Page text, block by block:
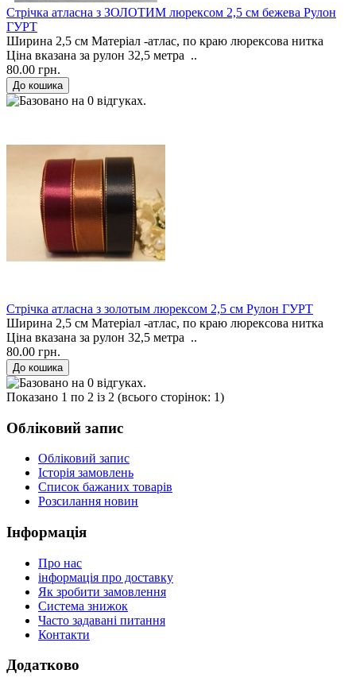
Стрічка атласна з ЗОЛОТИМ люрексом 2,5 см бежева Рулон
ГУРТ
Ширина 2,5 см Матеріал -атлас, по краю люрексова нитка
Ціна вказана за рулон 32,5 метра ..
80.00 грн.
Стрічка атласна з золотым люрексом 2,5 см Рулон ГУРТ
Ширина 2,5 см Матеріал -атлас, по краю люрексова нитка
Ціна вказана за рулон 32,5 метра ..
80.00 грн.
Показано 1 по 2 із 2 (всього сторінок: 1)
Обліковий запис
Обліковий запис
Історія замовлень
Список бажаних товарів
Розсилання новин
Інформація
Про нас
інформація про доставку
Як зробити замовлення
Система знижок
Часто задавані питання
Контакти
Додатково